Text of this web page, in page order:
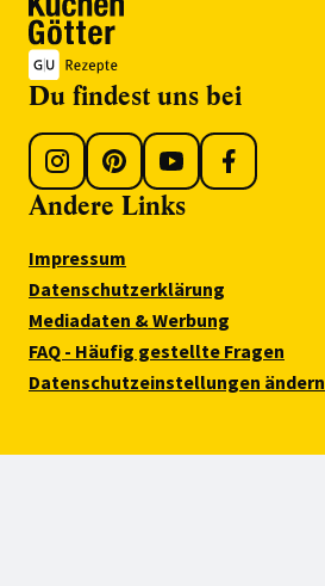
Du findest uns bei
Andere Links
Impressum
Datenschutzerklärung
Mediadaten & Werbung
FAQ - Häufig gestellte Fragen
Datenschutzeinstellungen ändern